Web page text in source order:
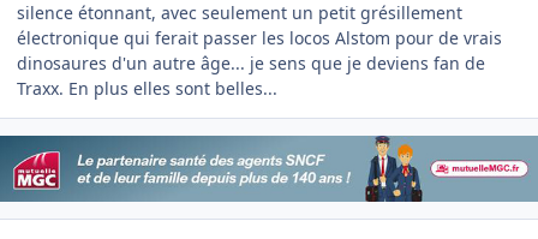
silence étonnant, avec seulement un petit grésillement
électronique qui ferait passer les locos Alstom pour de vrais
dinosaures d'un autre âge... je sens que je deviens fan de
Traxx. En plus elles sont belles...